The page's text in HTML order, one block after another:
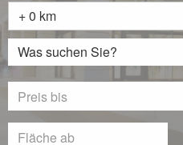
+ 0 km
Was suchen Sie?